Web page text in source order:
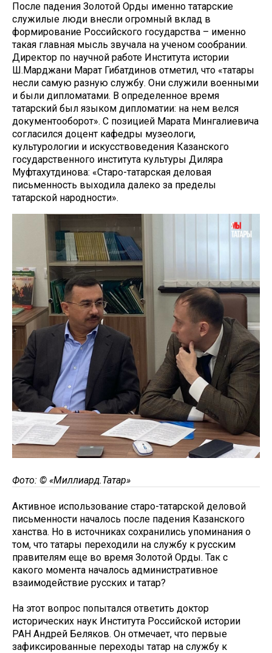
После падения Золотой Орды именно татарские
служилые люди внесли огромный вклад в
формирование Российского государства – именно
такая главная мысль звучала на ученом сообрании.
Директор по научной работе Института истории
Ш.Марджани Марат Гибатдинов отметил, что «татары
несли самую разную службу. Они служили военными
и были дипломатами. В определенное время
татарский был языком дипломатии: на нем велся
документооборот». С позицией Марата Мингалиевича
согласился доцент кафедры музеологи,
культурологии и искусствоведения Казанского
государственного института культуры Диляра
Муфтахутдинова: «Старо-татарская деловая
письменность выходила далеко за пределы
татарской народности».
Фото: © «Миллиард.Татар»
Активное использование старо-татарской деловой
письменности началось после падения Казанского
ханства. Но в источниках сохранились упоминания о
том, что татары переходили на службу к русским
правителям еще во время Золотой Орды. Так с
какого момента началось административное
взаимодействие русских и татар?
На этот вопрос попытался ответить доктор
исторических наук Института Российской истории
РАН Андрей Беляков. Он отмечает, что первые
зафиксированные переходы татар на службу к